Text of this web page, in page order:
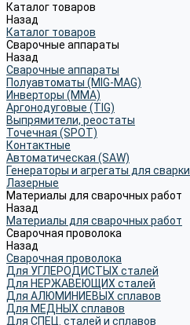
Каталог товаров
Назад
Каталог товаров
Сварочные аппараты
Назад
Сварочные аппараты
Полуавтоматы (MIG-MAG)
Инверторы (MMA)
Аргонодуговые (TIG)
Выпрямители, реостаты
Точечная (SPOT)
Контактные
Автоматическая (SAW)
Генераторы и агрегаты для сварки
Лазерные
Материалы для сварочных работ
Назад
Материалы для сварочных работ
Сварочная проволока
Назад
Сварочная проволока
Для УГЛЕРОДИСТЫХ сталей
Для НЕРЖАВЕЮЩИХ сталей
Для АЛЮМИНИЕВЫХ сплавов
Для МЕДНЫХ сплавов
Для СПЕЦ. сталей и сплавов